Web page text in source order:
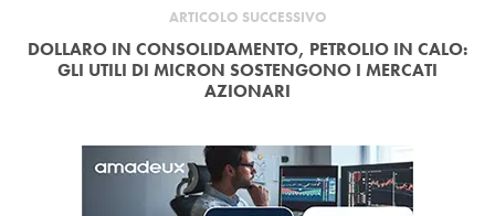
ARTICOLO SUCCESSIVO
DOLLARO IN CONSOLIDAMENTO, PETROLIO IN CALO:
GLI UTILI DI MICRON SOSTENGONO I MERCATI
AZIONARI